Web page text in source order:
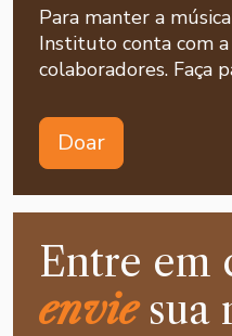
Para manter a
Instituto conta com a
colaboradores. Faça
Doar
Entre em
enviesua